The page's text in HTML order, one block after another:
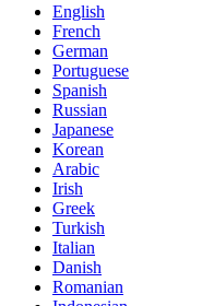
English
French
German
Portuguese
Spanish
Russian
Japanese
Korean
Arabic
Irish
Greek
Turkish
Italian
Danish
Romanian